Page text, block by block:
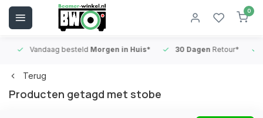
0
Vandaag besteldMorgen in Huis* 30 DagenRetour*
Terug
Producten getagd met stobe